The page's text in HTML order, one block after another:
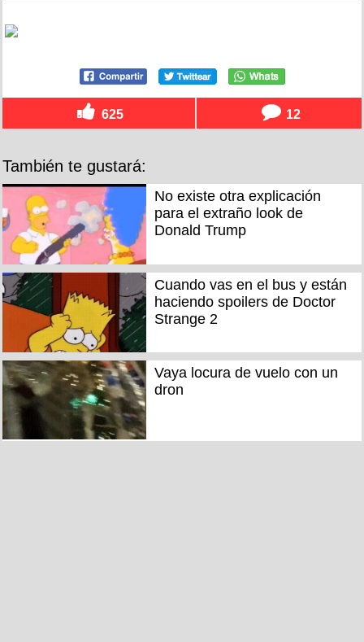
625 12
También te gustará:
No existe otra explicación
para el extraño look de
Donald Trump
Cuando vas en el bus y están
haciendo spoilers de Doctor
Strange 2
Vaya locura de vuelo con un
dron